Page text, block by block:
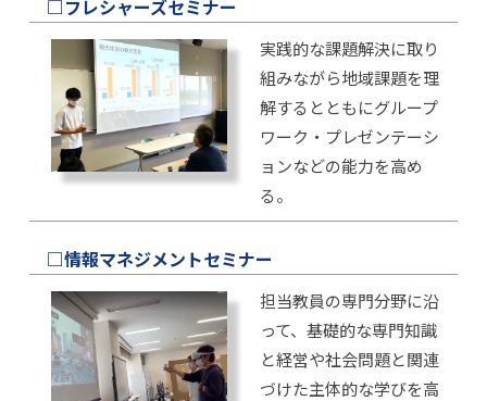
□フレシャーズセミナー
実践的な課題解決に取り
組みながら地域課題を理
解するとともにグループ
ワーク・プレゼンテーシ
ョンなどの能力を高め
る。
□情報マネジメントセミナー
担当教員の専門分野に沿
って、基礎的な専門知識
と経営や社会問題と関連
づけた主体的な学びを高